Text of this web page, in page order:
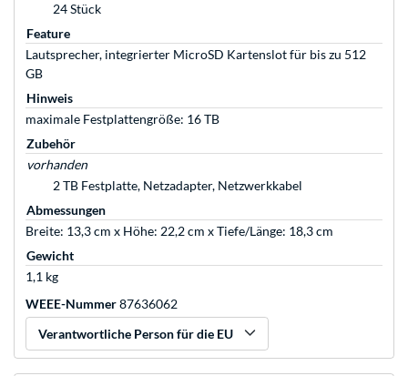
24 Stück
Feature
Lautsprecher, integrierter MicroSD Kartenslot für bis zu 512
GB
Hinweis
maximale Festplattengröße: 16 TB
Zubehör
vorhanden
2 TB Festplatte, Netzadapter, Netzwerkkabel
Abmessungen
Breite: 13,3 cm x Höhe: 22,2 cm x Tiefe/Länge: 18,3 cm
Gewicht
1,1 kg
WEEE-Nummer87636062
Verantwortliche Person für die EU